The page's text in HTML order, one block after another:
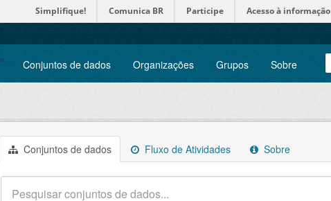
Simplifique! Comunica BR Participe Acesso à informação
Conjuntos de dados Organizações Grupos Sobre
Conjuntos de dados Fluxo de Atividades Sobre